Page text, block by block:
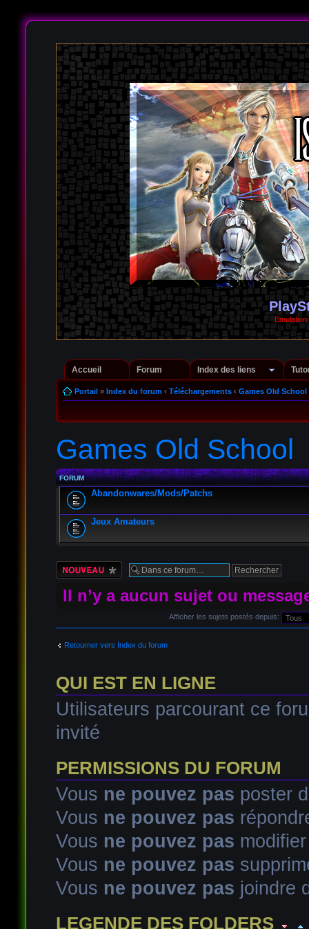
Accueil Forum Index des liens
Portail» Index du forum ‹ Téléchargements ‹ Games Old School
Games Old School
FORUM
Abandonwares/Mods/Patchs
Jeux Amateurs
Écrire un nouveau
sujet
Il n’y a aucun sujet ou
Afficher les sujets postés depuis:
Retourner vers Index du forum
QUI EST EN LIGNE
Utilisateurs parcourant ce
invité
PERMISSIONS DU FORUM
Vous ne pouvez pas poster
Vous ne pouvez pas
Vous ne pouvez pas
Vous ne pouvez pas
Vous ne pouvez pas joindre
LEGENDE DES FOLDERS